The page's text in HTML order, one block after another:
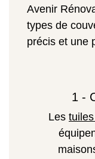
Avenir
types de
précis et une
1 -
Les